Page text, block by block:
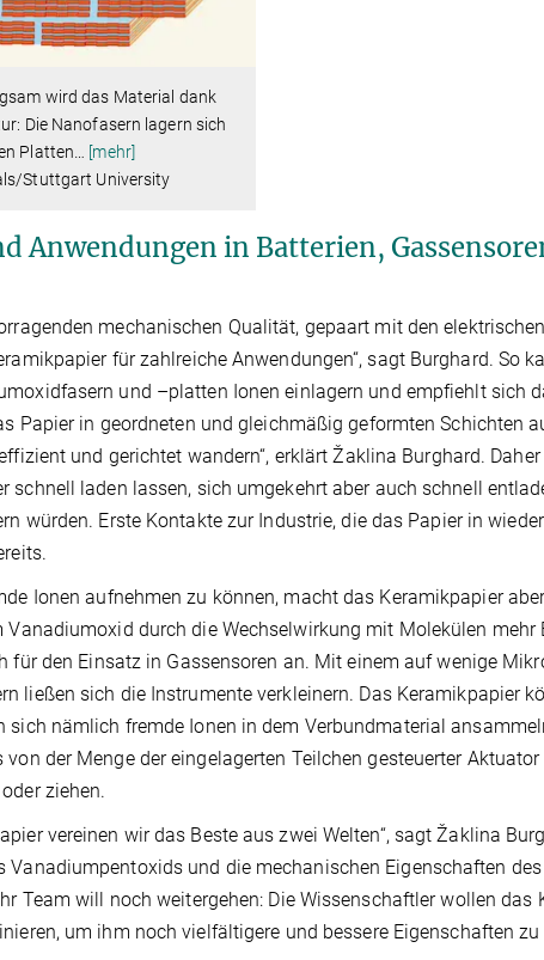
wird das Material dank
Die Nanofasern lagern sich
Platten
[mehr]
Stuttgart University
Anwendungen in Batterien,
mechanischen Qualität, gepaart mit den
für zahlreiche Anwendungen“, sagt Burghard. So
und –platten Ionen einlagern und empfiehlt sich
Papier in geordneten und gleichmäßig geformten Schichten
und gerichtet wandern“, erklärt Žaklina Burghard.
schnell laden lassen, sich umgekehrt aber auch schnell
würden. Erste Kontakte zur Industrie, die das Papier in
Ionen aufnehmen zu können, macht das Keramikpapier
Vanadiumoxid durch die Wechselwirkung mit Molekülen mehr
für den Einsatz in Gassensoren an. Mit einem auf wenige
ließen sich die Instrumente verkleinern. Das Keramikpapier
sich nämlich fremde Ionen in dem Verbundmaterial
von der Menge der eingelagerten Teilchen gesteuerter
ziehen.
vereinen wir das Beste aus zwei Welten“, sagt Žaklina
Vanadiumpentoxids und die mechanischen Eigenschaften
Team will noch weitergehen: Die Wissenschaftler wollen das
um ihm noch vielfältigere und bessere Eigenschaften zu